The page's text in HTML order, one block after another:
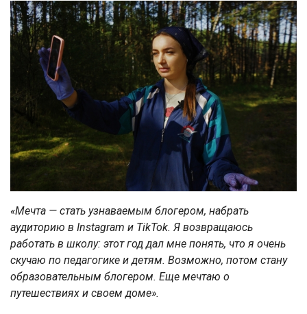
«Мечта — стать узнаваемым блогером, набрать
аудиторию в Instagram и TikTok. Я возвращаюсь
работать в школу: этот год дал мне понять, что я очень
скучаю по педагогике и детям. Возможно, потом стану
образовательным блогером. Еще мечтаю о
путешествиях и своем доме».